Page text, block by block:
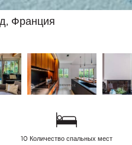
Франция
10 Количество спальных мест